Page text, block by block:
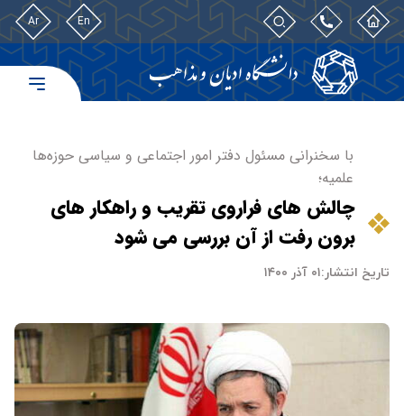
En
Ar
با سخنرانی مسئول دفتر امور اجتماعی و سیاسی حوزه‌ها
علمیه؛
چالش های فراروی تقریب و راهکار های
برون رفت از آن بررسی می شود
تاریخ انتشار:۰۱ آذر ۱۴۰۰